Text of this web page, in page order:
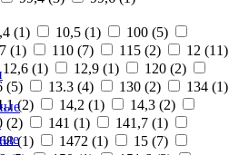
(1) 10,5 (1) 100 (5)
(1) 110 (7) 115 (2) 12 (11)
12,6 (1) 12,9 (1) 120 (2)
(5) 13.3 (4) 130 (2) 134 (1)
(2) 14,2 (1) 14,3 (2)
(2) 141 (1) 141,7 (1)
(1) 1472 (1) 15 (7)